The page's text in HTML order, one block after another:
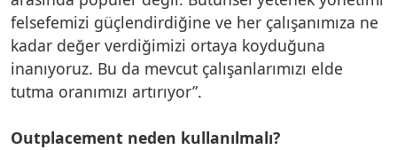
felsefemizi güçlendirdiğine ve her çalışanımıza ne
kadar değer verdiğimizi ortaya koyduğuna
inanıyoruz. Bu da mevcut çalışanlarımızı elde
tutma oranımızı artırıyor”.
Outplacement neden kullanılmalı?